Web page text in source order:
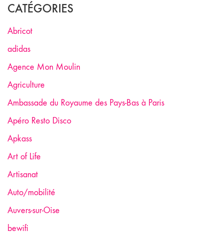
CATÉGORIES
Abricot
adidas
Agence Mon Moulin
Agriculture
Ambassade du Royaume des Pays-Bas à Paris
Apéro Resto Disco
Apkass
Art of Life
Artisanat
Auto/mobilité
Auvers-sur-Oise
bewifi